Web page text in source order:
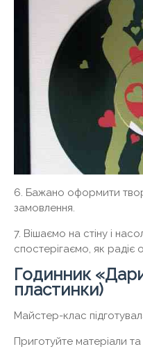
6. Бажано оформити
замовлення.
7. Вішаємо на стіну і
спостерігаємо, як радіє
Годинник
пластинки)
Майстер-клас
Приготуйте матеріали та